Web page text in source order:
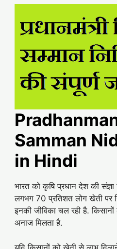
Samman
in Hindi
भारत को कृषि प्रधान देश की संज्ञा
लगभग 70 प्रतिशत लोग खेती पर
इनकी जीविका चल रही है.
अनाज मिलता है.